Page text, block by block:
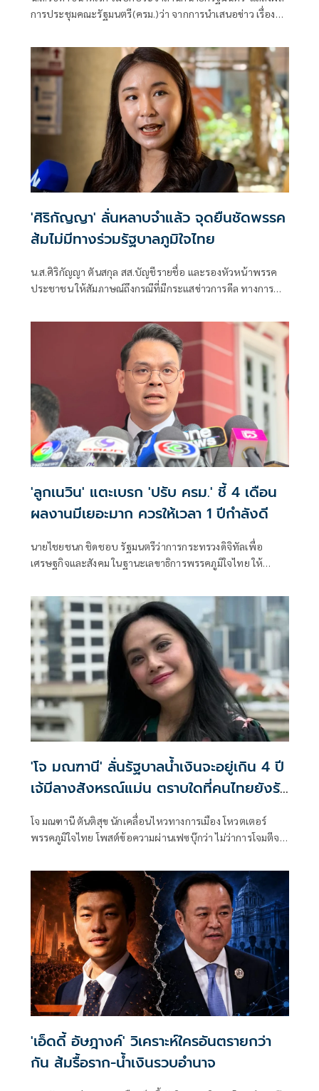
การประชุมคณะรัฐมนตรี(ครม.)ว่า จากการนำเสนอข่าว เรื่อง
ร่วมรัฐบาลและนายกฯไปแล้วว่า รัฐบาลนี้มีเสถียรภาพและ
ทำงานร่วมกันอย่างเต็มที่
'ศิริกัญญา' ลั่นหลาบจำแล้ว จุดยืนชัดพรรค
ส้มไม่มีทางร่วมรัฐบาลภูมิใจไทย
น.ส.ศิริกัญญา ตันสกุล สส.บัญชีรายชื่อ และรองหัวหน้าพรรค
ประชาชน ให้สัมภาษณ์ถึงกรณีที่มีกระแสข่าวการดีล ทางการ
จริงๆ แล้วถึงไม่มีการ ดีลระหว่างเขียวกับแดง รัฐบาลก็มีความสั่น
คลอนอยู่จากปัญหา 108 พันประการ ตั้งแต่เริ่มตั้งรัฐบาลมา
อายุเพียง 3 เดือน แต่ข่าวฉาว ข่าวไม่ดีต่างๆ ตั้งแต่การทุจริต
คอร์รัปชัน การโกงสว.
'ลูกเนวิน' แตะเบรก 'ปรับ ครม.' ชี้ 4 เดือน
ผลงานมีเยอะมาก ควรให้เวลา 1 ปีกำลังดี
นายไชยชนก ชิดชอบ รัฐมนตรีว่าการกระทรวงดิจิทัลเพื่อ
เศรษฐกิจและสังคม ในฐานะเลขาธิการพรรคภูมิใจไทย ให้
(ครม.) และปรับกลุ่มลูกเทพที่ไม่มีผลงานออก ว่า สำหรับการ
ปรับครม.
'โจ มณฑานี' ลั่นรัฐบาลน้ำเงินจะอยู่เกิน 4 ปี
เจ้มีลางสังหรณ์แม่น ตราบใดที่คนไทยยังรัก
โจ มณฑานี ตันติสุข นักเคลื่อนไหวทางการเมือง โหวตเตอร์
พรรคภูมิใจไทย โพสต์ข้อความผ่านเฟซบุ๊กว่า ไม่ว่าการโจมตีจะ
เจ้สังหรณ์ใจว่าน้ำเงินจะไม่อยู่แค่ 4 ปี
'เอ็ดดี้ อัษฎางค์' วิเคราะห์ใครอันตรายกว่า
กัน ส้มรื้อราก-น้ำเงินรวบอำนาจ